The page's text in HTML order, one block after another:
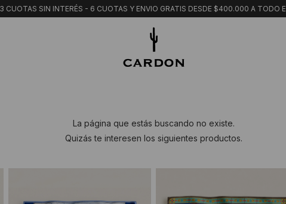
3 CUOTAS SIN INTERÉS - 6 CUOTAS Y ENVIO GRATIS DESDE $400.000 A TODO
La página que estás buscando no existe.
Quizás te interesen los siguientes productos.